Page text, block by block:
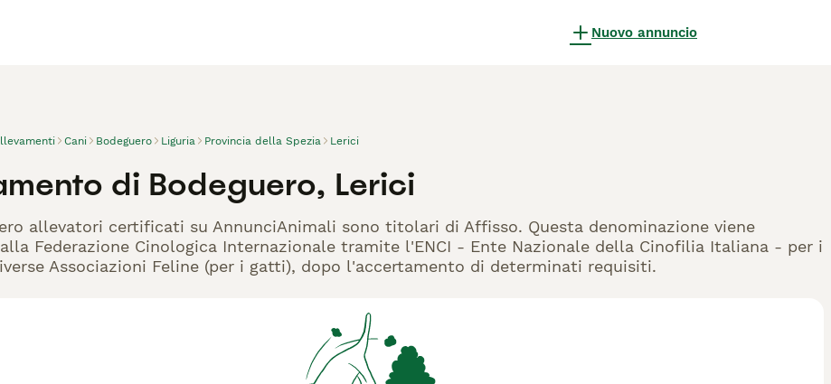
Nuovo annuncio
Cani Bodeguero Liguria Provincia della Spezia Lerici
di Bodeguero, Lerici
allevatori certificati su AnnunciAnimali sono titolari di Affisso. Questa denominazione viene
Federazione Cinologica Internazionale tramite l'ENCI - Ente Nazionale della Cinofilia Italiana - per i
Associazioni Feline (per i gatti), dopo l'accertamento di determinati requisiti.